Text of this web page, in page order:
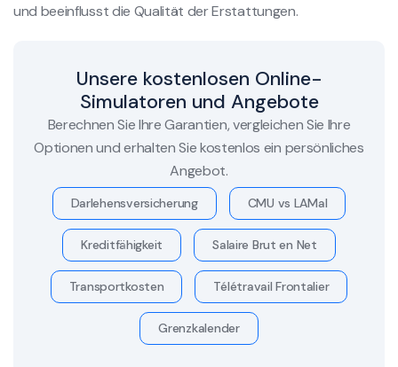
und beeinflusst die Qualität der Erstattungen.
Unsere kostenlosen Online-
Simulatoren und Angebote
Berechnen Sie Ihre Garantien, vergleichen Sie Ihre
Optionen und erhalten Sie kostenlos ein persönliches
Angebot.
Darlehensversicherung CMU vs LAMal
Kreditfähigkeit Salaire Brut en Net
Transportkosten Télétravail Frontalier
Grenzkalender